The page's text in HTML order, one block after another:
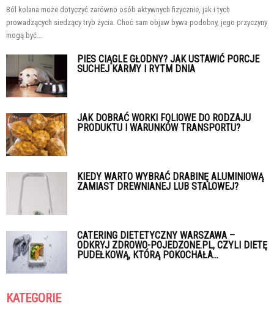
Ból kolana może dotyczyć zarówno osób aktywnych fizycznie, jak i tych
prowadzących siedzący tryb życia. Choć sam objaw bywa podobny, jego przyczyny
mogą być...
PIES CIĄGLE GŁODNY? JAK USTAWIĆ PORCJE
SUCHEJ KARMY I RYTM DNIA
JAK DOBRAĆ WORKI FOLIOWE DO RODZAJU
PRODUKTU I WARUNKÓW TRANSPORTU?
KIEDY WARTO WYBRAĆ DRABINĘ ALUMINIOWĄ
ZAMIAST DREWNIANEJ LUB STALOWEJ?
CATERING DIETETYCZNY WARSZAWA –
ODKRYJ ZDROWO-POJEDZONE.PL, CZYLI DIETĘ
PUDEŁKOWĄ, KTÓRĄ POKOCHAŁA...
KATEGORIE